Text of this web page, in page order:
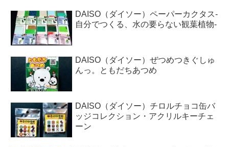
DAISO（ダイソー）ペーパーカクタス-
自分でつくる、水の要らない観葉植物-
DAISO（ダイソー）ぜつめつきぐしゅ
んっ。ともだちあつめ
DAISO（ダイソー）チロルチョコ缶バ
ッジコレクション・アクリルキーチェ
ーン